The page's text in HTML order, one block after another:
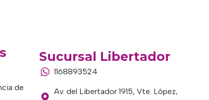
de
Sucursal Libertador
1168893524
Av. del Libertador 1915, Vte. López,